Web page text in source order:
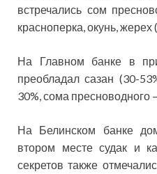
встречались сом
красноперка, окунь, жерех
На Главном банке в
преобладал сазан (30-
30%, сома пресноводного
На Белинском банке
втором месте судак и
секретов также